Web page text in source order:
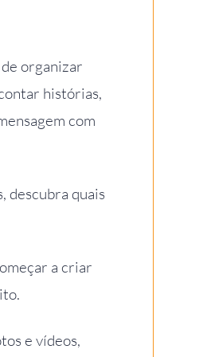
organizar
histórias,
com
descubra quais
a criar
e vídeos,